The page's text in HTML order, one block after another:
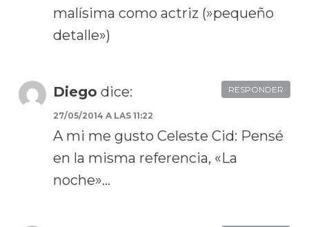
malísima como actriz (»pequeño
detalle»)
Diego dice:
27/05/2014 A LAS 11:22
A mi me gusto Celeste Cid: Pensé
en la misma referencia, «La
noche»…
RESPONDER